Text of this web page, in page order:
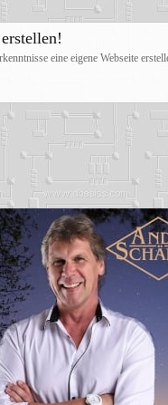
eine eigene Webseite